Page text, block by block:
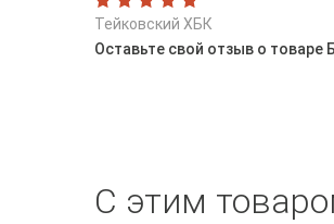
Тейковский ХБК
Оставьте свой отзыв о
С этим